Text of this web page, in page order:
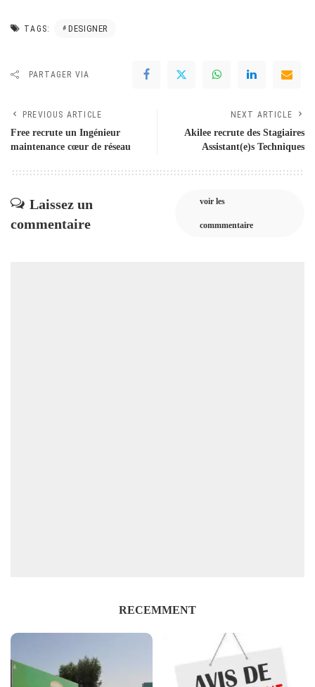
TAGS: DESIGNER
PARTAGER VIA
PREVIOUS ARTICLE
Free recrute un Ingénieur
maintenance cœur de réseau
NEXT ARTICLE
Akilee recrute des Stagiaires
Assistant(e)s Techniques
Laissez un
commentaire
voir les
commmentaire
RECEMMENT